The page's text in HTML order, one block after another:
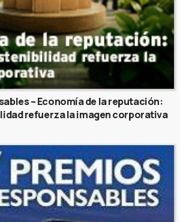
– Economía de la reputación:
refuerza la imagen corporativa